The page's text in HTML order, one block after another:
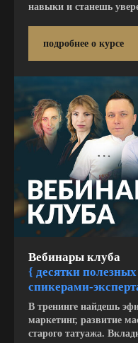
навыки и станешь
подробнее о курсе
Вебинары клуба
{ десятки
спикерами-
В тренинге найдешь
маркетинг, развитие
старого татуажа.